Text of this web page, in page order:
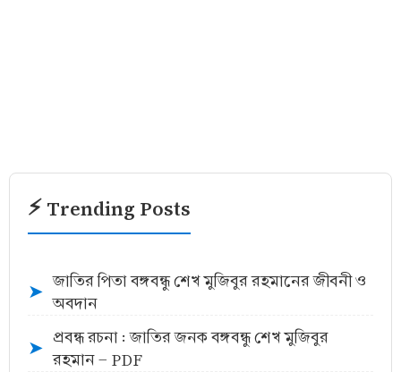
⚡ Trending Posts
➤
জাতির পিতা বঙ্গবন্ধু শেখ মুজিবুর রহমানের জীবনী ও
অবদান
➤
প্রবন্ধ রচনা : জাতির জনক বঙ্গবন্ধু শেখ মুজিবুর
রহমান - PDF